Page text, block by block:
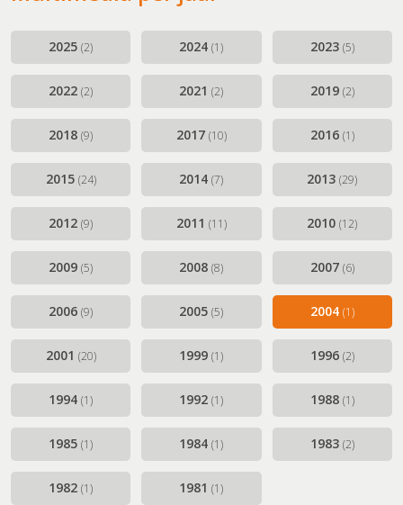
30 jaar en springlevend (2011-2012)
'Popkoor' Thirdwing (2013)
Dubbele dirigentenwissel (2015-2016)
De concertcommissie (2017-2018)
Musical Sing-Along en Corona (2019-2021)
Stabiliteit (2022-2024)
2025(2) 2024(1) 2023 (5)
2022(2) 2021(2) 2019 (2)
2018(9) 2017 (10) 2016 (1)
2015 (24) 2014(7) 2013(29)
2012(9) 2011 (11) 2010(12)
2009(5) 2008(8) 2007 (6)
2006(9) 2005(5) 2004 (1)
2001 (20) 1999(1) 1996 (2)
1994(1) 1992(1) 1988 (1)
1985(1) 1984(1) 1983 (2)
1982(1) 1981(1)